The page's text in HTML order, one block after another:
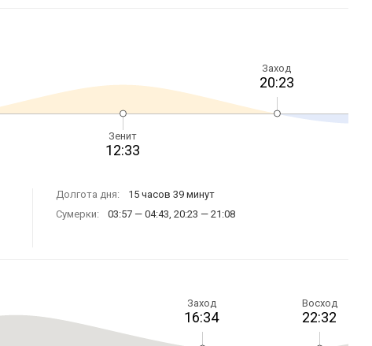
Заход
20:23
Зенит
12:33
Долгота дня:
15 часов 39 минут
Сумерки:
03:57 — 04:43, 20:23 — 21:08
Восход
22:32
Заход
16:34